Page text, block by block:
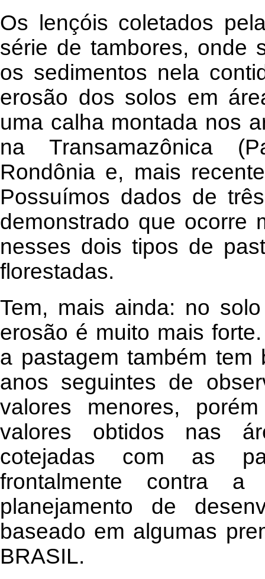
Os lençóis coletados
série de tambores, onde
os sedimentos nela
erosão dos solos em
uma calha montada nos
na Transamazônica
Rondônia e, mais
Possuímos dados de
demonstrado que ocorre
nesses dois tipos de
florestadas.
Tem, mais ainda: no
erosão é muito mais
a pastagem também tem
anos seguintes de
valores menores,
valores obtidos nas
cotejadas com as
frontalmente contra
planejamento de
baseado em algumas
BRASIL.